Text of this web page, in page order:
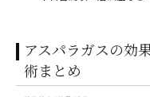
アスパラガスの効
術まとめ